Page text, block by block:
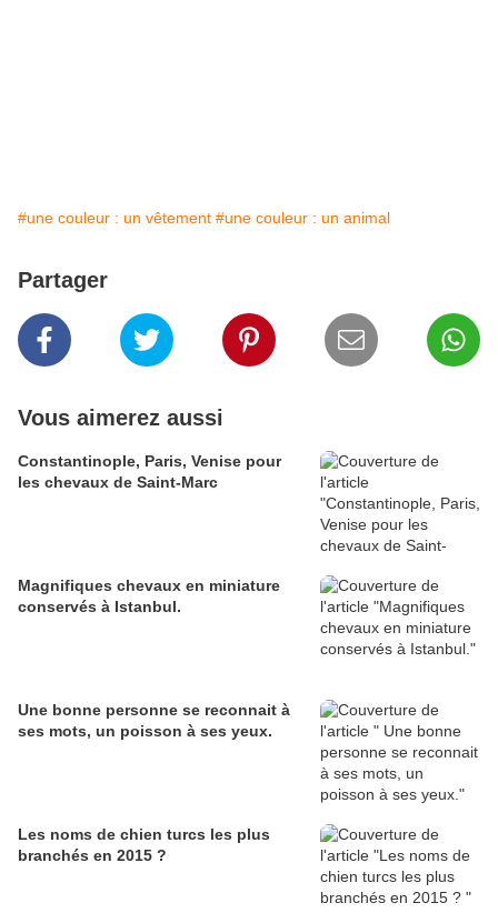
#une couleur : un vêtement #une couleur : un animal
Partager
Vous aimerez aussi
Constantinople, Paris, Venise pour
les chevaux de Saint-Marc
Magnifiques chevaux en miniature
conservés à Istanbul.
Une bonne personne se reconnait à
ses mots, un poisson à ses yeux.
Les noms de chien turcs les plus
branchés en 2015 ?